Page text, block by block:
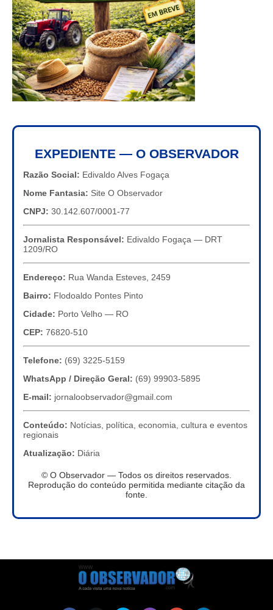
EXPEDIENTE — O OBSERVADOR
Razão Social: Edivaldo Alves Fogaça
Nome Fantasia: Site O Observador
CNPJ: 30.142.607/0001-77
Jornalista Responsável: Edivaldo Fogaça — DRT
1209/RO
Endereço: Rua Wanda Esteves, 2459
Bairro: Flodoaldo Pontes Pinto
Cidade: Porto Velho — RO
CEP: 76820-510
Telefone: (69) 3225-5159
WhatsApp / Direção Geral: (69) 99903-5895
E-mail: jornaloobservador@gmail.com
Conteúdo: Notícias, política, economia, cultura e eventos
regionais
Atualização: Diária
© O Observador — Todos os direitos reservados.
Reprodução do conteúdo permitida mediante citação da
fonte.